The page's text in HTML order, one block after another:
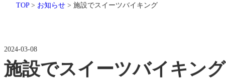
TOP> お知らせ > 施設でスイーツバイキング
2024-03-08
施設でスイーツバイキング
イ
ー